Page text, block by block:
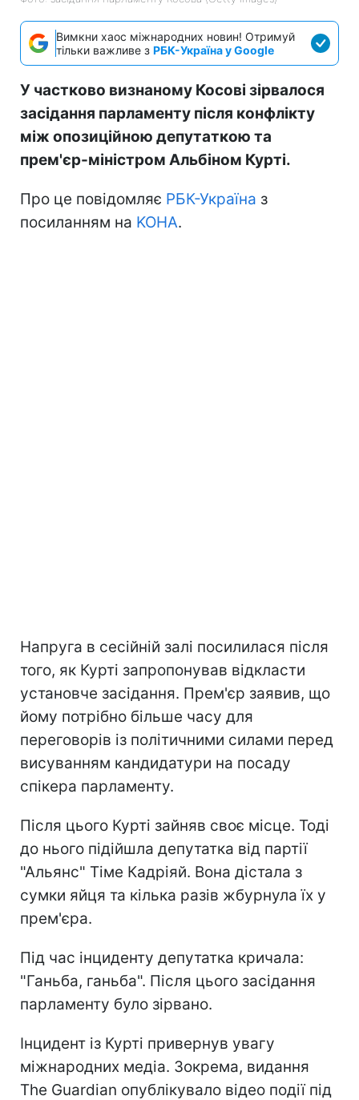
Вимкни хаос міжнародних новин! Отримуй
тільки важливе з РБК-Україна у Google
У частково визнаному Косові зірвалося
засідання парламенту після конфлікту
між опозиційною депутаткою та
прем'єр-міністром Альбіном Курті.
Про це повідомляє РБК-Україна з
посиланням на KOHA.
Напруга в сесійній залі посилилася після
того, як Курті запропонував відкласти
установче засідання. Прем'єр заявив, що
йому потрібно більше часу для
переговорів із політичними силами перед
висуванням кандидатури на посаду
спікера парламенту.
Після цього Курті зайняв своє місце. Тоді
до нього підійшла депутатка від партії
"Альянс" Тіме Кадріяй. Вона дістала з
сумки яйця та кілька разів жбурнула їх у
прем'єра.
Під час інциденту депутатка кричала:
"Ганьба, ганьба". Після цього засідання
парламенту було зірвано.
Інцидент із Курті привернув увагу
міжнародних медіа. Зокрема, видання
The Guardian опублікувало відео події під